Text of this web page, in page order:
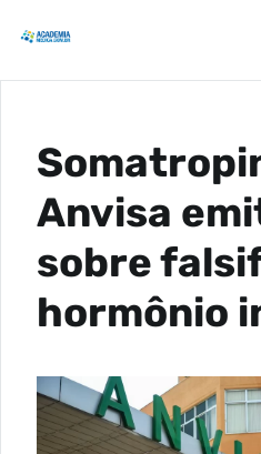
Anvisa
sobre
hormônio